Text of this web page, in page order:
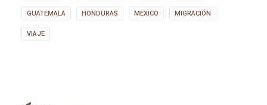
GUATEMALA HONDURAS MEXICO MIGRACIÓN
VIAJE